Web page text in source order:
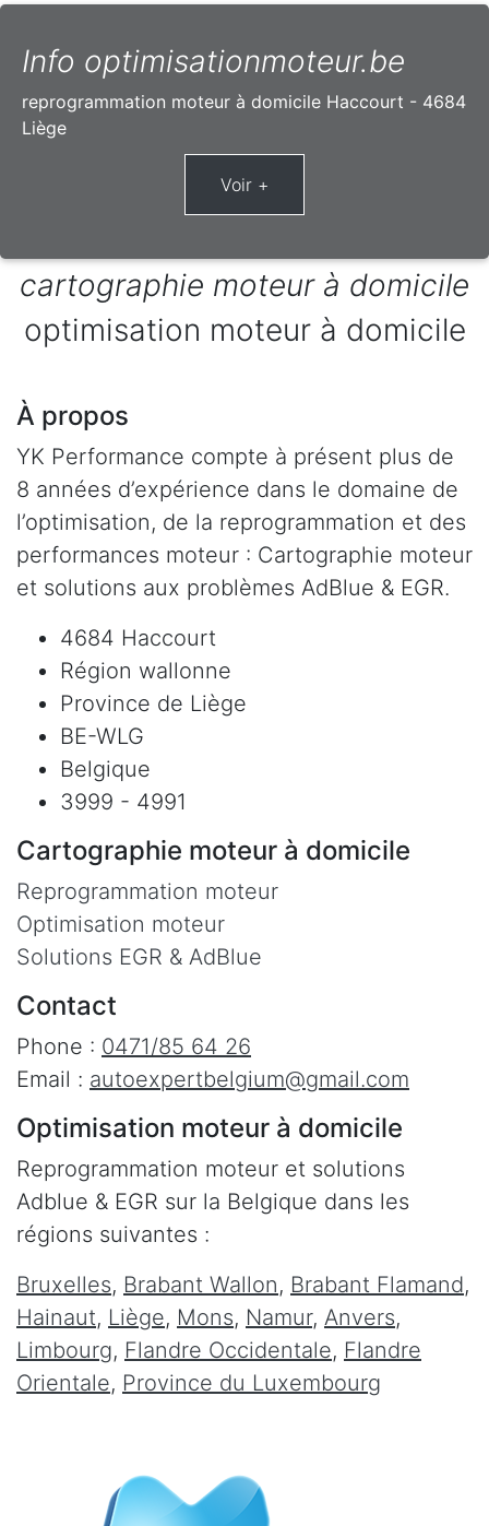
Info optimisationmoteur.be
reprogrammation moteur à domicile Haccourt - 4684
Liège
cartographie moteur à domicile
optimisation moteur à domicile
À propos
YK Performance compte à présent plus de
8 années d’expérience dans le domaine de
l’optimisation, de la reprogrammation et des
performances moteur : Cartographie moteur
et solutions aux problèmes AdBlue & EGR.
4684 Haccourt
Région wallonne
Province de Liège
BE-WLG
Belgique
3999 - 4991
Cartographie moteur à domicile
Reprogrammation moteur
Optimisation moteur
Solutions EGR & AdBlue
Contact
Phone : 0471/85 64 26
Email : autoexpertbelgium@gmail.com
Optimisation moteur à domicile
Reprogrammation moteur et solutions
Adblue & EGR sur la Belgique dans les
régions suivantes :
Bruxelles, Brabant Wallon, Brabant Flamand,
Hainaut, Liège, Mons, Namur, Anvers,
Limbourg, Flandre Occidentale, Flandre
Orientale, Province du Luxembourg